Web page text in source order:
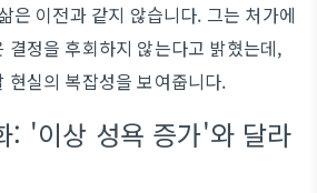
은 이전과 같지 않습니다. 그는 처가에
결정을 후회하지 않는다고 밝혔는데,
현실의 복잡성을 보여줍니다.
: '이상 성욕 증가'와 달라